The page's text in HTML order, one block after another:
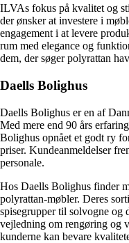
ILVAs fokus på kvalitet og
der ønsker at investere i
engagement i at levere
rum med elegance og
dem, der søger polyrattan
Daells Bolighus
Daells Bolighus er en af
Med mere end 90 års
Bolighus opnået et godt ry
priser. Kundeanmeldelser
personale.
Hos Daells Bolighus finder
polyrattan-møbler. Deres
spisegrupper til solvogne og
vejledning om rengøring og
kunderne kan bevare